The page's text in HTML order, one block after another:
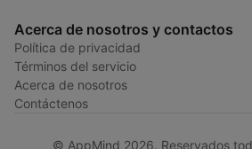
Acerca de nosotros y contactos
Política de privacidad
Términos del servicio
Acerca de nosotros
Contáctenos
© AppMind 2026. Reservados